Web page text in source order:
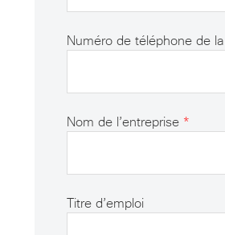
Numéro de téléphone de
Nom de l’entreprise *
Titre d’emploi